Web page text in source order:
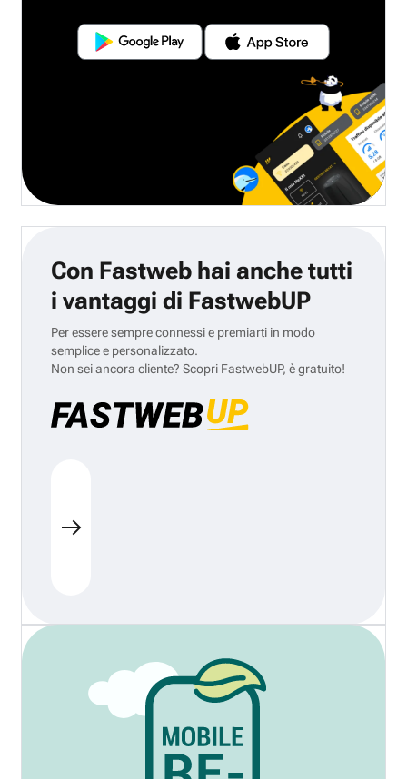
Con Fastweb hai anche tutti
i vantaggi di FastwebUP
Per essere sempre connessi e premiarti in modo
semplice e personalizzato.
Non sei ancora cliente? Scopri FastwebUP, è gratuito!